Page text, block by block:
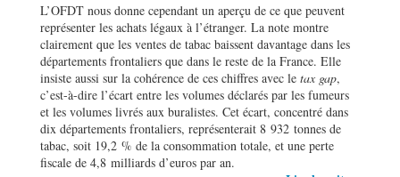
L’OFDT nous donne cependant un aperçu de ce que peuvent
représenter les achats légaux à l’étranger. La note montre
clairement que les ventes de tabac baissent davantage dans les
départements frontaliers que dans le reste de la France. Elle
insiste aussi sur la cohérence de ces chiffres avec le tax gap,
c’est-à-dire l’écart entre les volumes déclarés par les fumeurs
et les volumes livrés aux buralistes. Cet écart, concentré dans
dix départements frontaliers, représenterait 8 932 tonnes de
tabac, soit 19,2 % de la consommation totale, et une perte
fiscale de 4,8 milliards d’euros par an.